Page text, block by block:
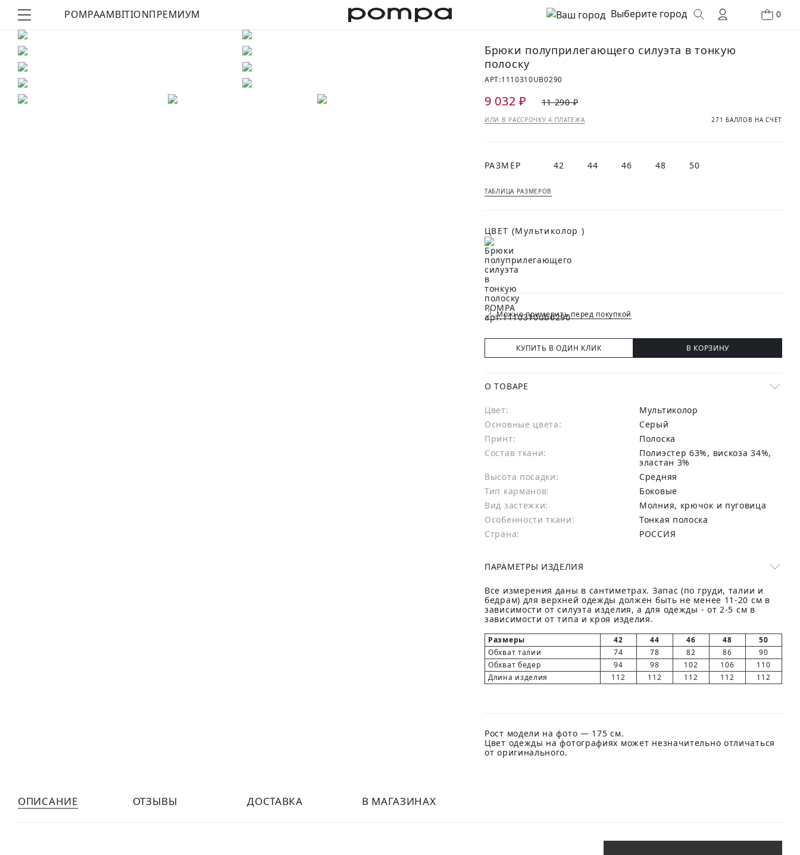
POMPAAMBITIONПРЕМИУМ Выберите город 0
Брюки полуприлегающего силуэта в тонкую
полоску
АРТ:1110310UB0290
9 032 ₽ 11 290 ₽
ИЛИ В РАССРОЧКУ 4 ПЛАТЕЖА 271 БАЛЛОВ НА СЧЁТ
РАЗМЕР 42 44 46 48 50
ТАБЛИЦА РАЗМЕРОВ
ЦВЕТ (Мультиколор )
Можно примерить перед покупкой
КУПИТЬ В ОДИН КЛИК В КОРЗИНУ
О ТОВАРЕ
Цвет:
Мультиколор
Основные цвета:
серый
Принт:
Полоска
Состав ткани:
полиэстер 63%, вискоза 34%,
эластан 3%
Высота посадки:
Средняя
Тип карманов:
Боковые
Вид застежки:
Молния, крючок и пуговица
Особенности ткани:
Тонкая полоска
Страна:
РОССИЯ
ПАРАМЕТРЫ ИЗДЕЛИЯ
Все измерения даны в сантиметрах. Запас (по груди, талии и
бедрам) для верхней одежды должен быть не менее 11-20 см в
зависимости от силуэта изделия, а для одежды - от 2-5 см в
зависимости от типа и кроя изделия.
Размеры 42 44 46 48
50
Обхват талии
74 78 82 86
90
Обхват бедер
94 98 102 106
110
Длина изделия
112 112 112 112 112
Рост модели на фото — 175 см.
Цвет одежды на фотографиях может незначительно отличаться
от оригинального.
ОПИСАНИЕ ОТЗЫВЫ ДОСТАВКА В МАГАЗИНАХ